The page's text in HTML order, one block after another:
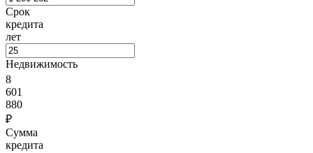
Срок
кредита
лет
Недвижимость
8
601
880
₽
Сумма
кредита